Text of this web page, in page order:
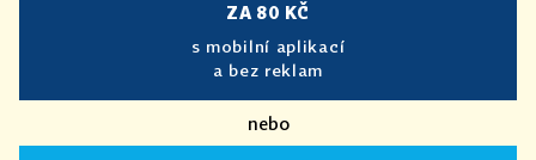
ZA 80 KČ
s mobilní aplikací
a bez reklam
nebo